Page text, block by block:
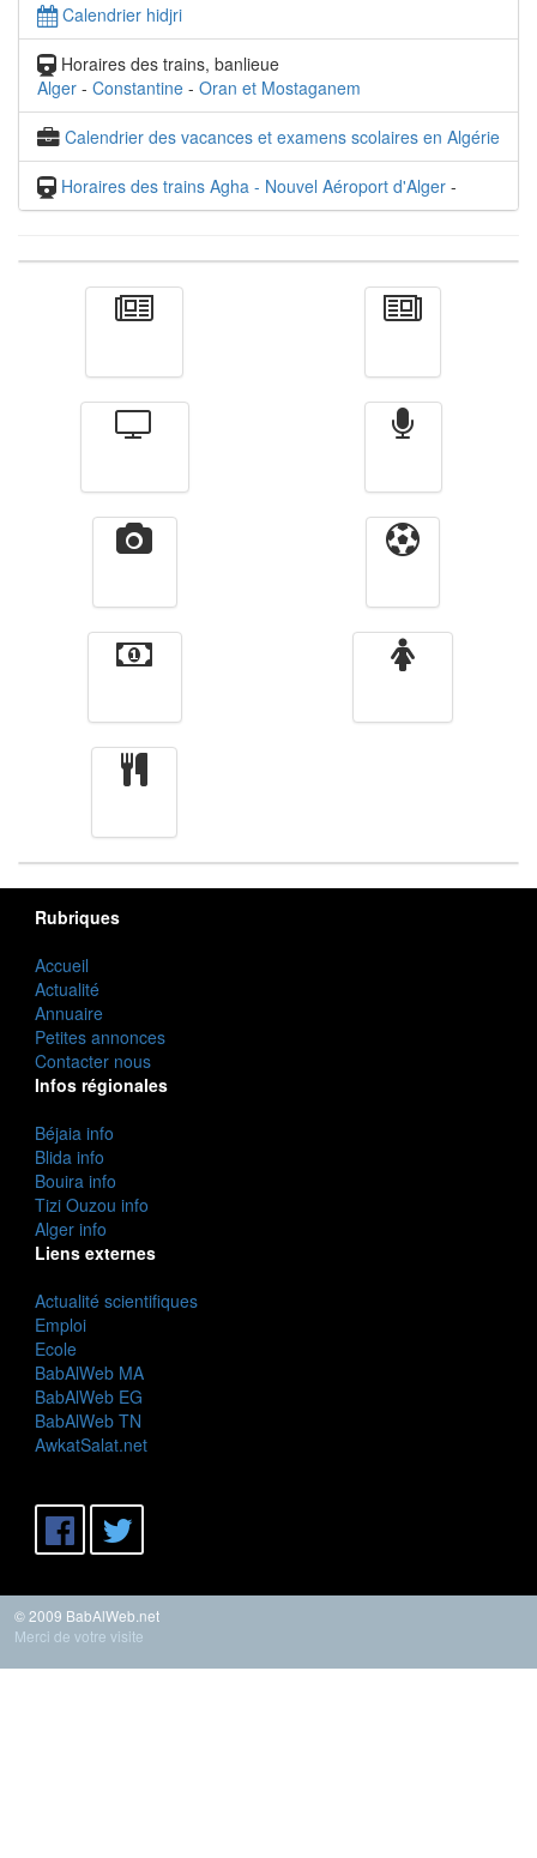
Calendrier hidjri
Horaires des trains, banlieue
Alger - Constantine - Oran et Mostaganem
Calendrier des vacances et examens scolaires en Algérie
Horaires des trains Agha - Nouvel Aéroport d'Alger -
Rubriques
Accueil
Actualité
Annuaire
Petites annonces
Contacter nous
Infos régionales
Béjaia info
Blida info
Bouira info
Tizi Ouzou info
Alger info
Liens externes
Actualité scientifiques
Emploi
Ecole
BabAlWeb MA
BabAlWeb EG
BabAlWeb TN
AwkatSalat.net
© 2009 BabAlWeb.net
Merci de votre visite